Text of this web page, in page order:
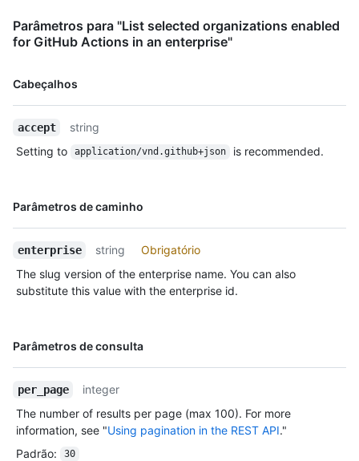
Parâmetros para "List selected organizations enabled
for GitHub Actions in an enterprise"
Cabeçalhos
Nome,
accept
string
Setting to
application/vnd.github+json is recommended.
Parâmetros de caminho
Nome,
enterprise string
Obrigatório
The slug version of the enterprise name. You can also
substitute this value with the enterprise id.
Parâmetros de consulta
Nome,
per_page
integer
The number of results per page (max 100). For more
information, see "Using pagination in the REST API."
Padrão: 30